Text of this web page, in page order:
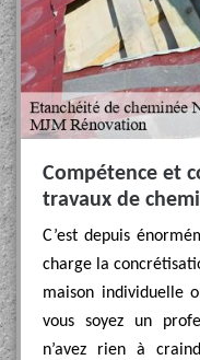
Compétence et
travaux de
C’est depuis
charge la
maison individuelle
vous soyez un
n’avez rien à